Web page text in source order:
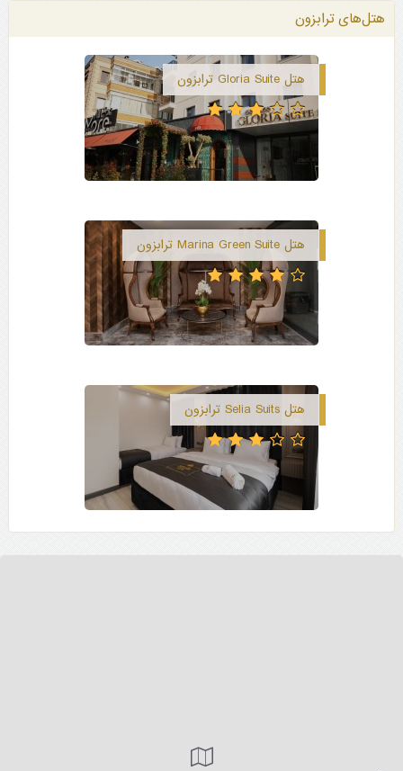
هتل‌های ترابزون
هتل Gloria Suite ترابزون
هتل Marina Green Suite ترابزون
هتل Selia Suits ترابزون